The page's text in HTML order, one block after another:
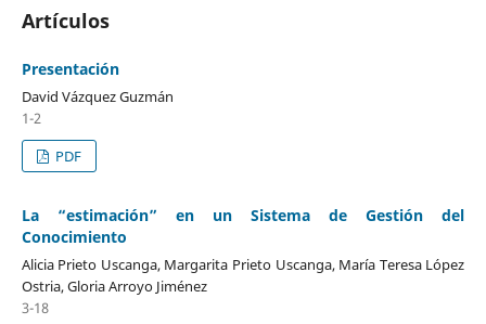
Artículos
Presentación
David Vázquez Guzmán
1-2
PDF
La “estimación” en un Sistema de Gestión del
Conocimiento
Alicia Prieto Uscanga, Margarita Prieto Uscanga, María Teresa López
Ostria, Gloria Arroyo Jiménez
3-18